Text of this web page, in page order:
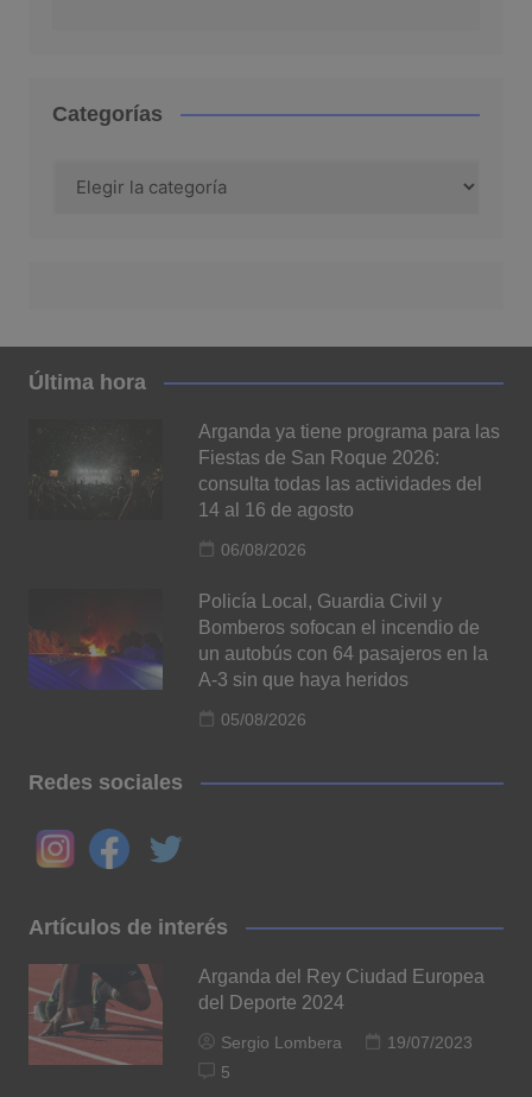
Categorías
Última hora
Arganda ya tiene programa para las
Fiestas de San Roque 2026:
consulta todas las actividades del
14 al 16 de agosto
06/08/2026
Policía Local, Guardia Civil y
Bomberos sofocan el incendio de
un autobús con 64 pasajeros en la
A-3 sin que haya heridos
05/08/2026
Redes sociales
Artículos de interés
Arganda del Rey Ciudad Europea
del Deporte 2024
Sergio Lombera
19/07/2023
5